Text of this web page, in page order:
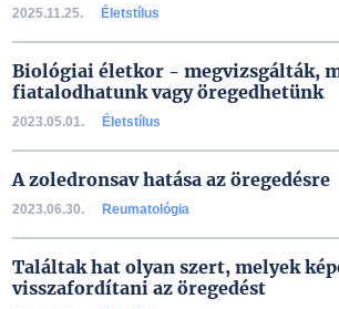
2025.11.25. Életstílus
Biológiai életkor - megvizsgálták,
fiatalodhatunk vagy öregedhetünk
2023.05.01. Életstílus
A zoledronsav hatása az öregedésre
2023.06.30. Reumatológia
Találtak hat olyan szert, melyek
visszafordítani az öregedést